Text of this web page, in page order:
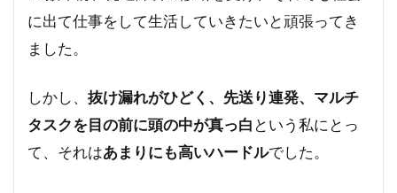
に出て仕事をして生活していきたいと頑張ってき
ました。
しかし、 抜け漏れがひどく、先送り連発、マルチ
タスクを目の前に頭の中が真っ白 という私にとっ
て、それはあまりにも高いハードルでした。